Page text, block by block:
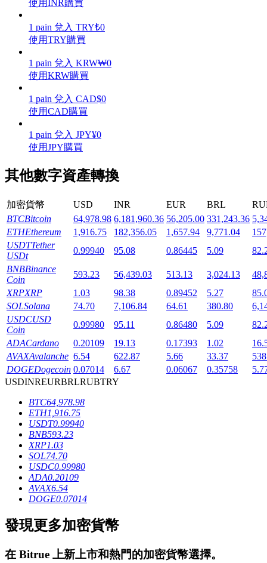
機槍池
一鍵質押鎖定高收益
Launchpool
鎖倉BTR
輕鬆獲得多重福利
借貸寶
借貸數字貨幣，及時且安全的服務
使用INR購買
1 pain 兌入 TRY₺0
使用TRY購買
1 pain 兌入 KRW₩0
使用KRW購買
1 pain 兌入 CAD$0
使用CAD購買
1 pain 兌入 JPY¥0
使用JPY購買
其他數字資產轉換
加密貨幣 USD INR EUR BRL
BTCBitcoin 64,978.98 6,181,960.36 56,205.00 331,243.36
ETHEthereum 1,916.75 182,356.05 1,657.94 9,771.04
USDTTether
USDt
0.99940 95.08 0.86445 5.09
BNBBinance
Coin
593.23 56,439.03 513.13 3,024.13
XRPXRP 1.03 98.38 0.89452 5.27
SOLSolana 74.70 7,106.84 64.61 380.80
USDCUSD
Coin
0.99980 95.11 0.86480 5.09
ADACardano 0.20109 19.13 0.17393 1.02
AVAXAvalanche 6.54 622.87 5.66 33.37
DOGEDogecoin 0.07014 6.67 0.06067 0.35758
USDINREURBRLRUBTRY
BTC64,978.98
ETH1,916.75
USDT0.99940
BNB593.23
XRP1.03
SOL74.70
USDC0.99980
ADA0.20109
AVAX6.54
DOGE0.07014
發現更多加密貨幣
在 Bitrue 上新上市和熱門的加密貨幣選擇。